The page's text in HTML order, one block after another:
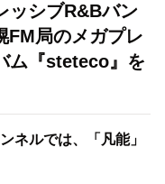
ッシブR&Bバン
FM局のメガプレ
ム『steteco』を
ネルでは、「凡能」